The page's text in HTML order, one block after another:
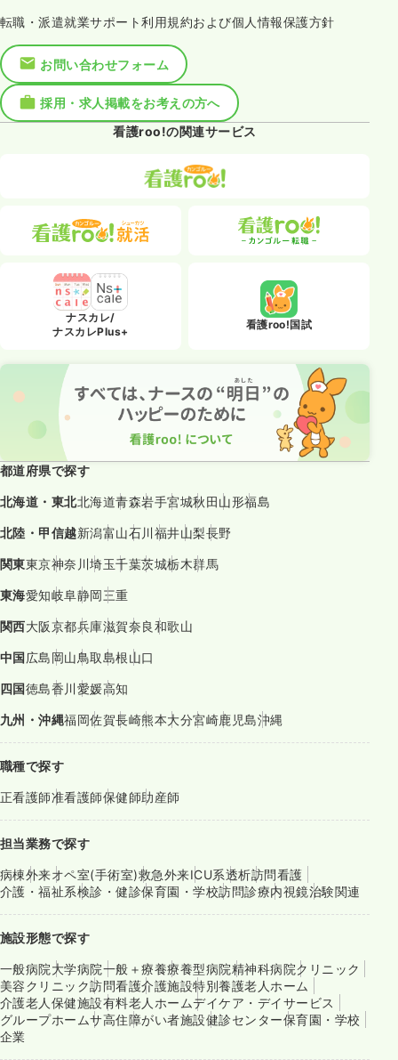
転職・派遣就業サポート利用規約および個人情報保護方針
お問い合わせフォーム
採用・求人掲載をお考えの方へ
看護roo!の関連サービス
ナスカレ/
ナスカレPlus+
看護roo!国試
都道府県で探す
北海道・東北北海道青森岩手宮城秋田山形福島
北陸・甲信越新潟富山石川福井山梨長野
関東東京神奈川埼玉千葉茨城栃木群馬
東海愛知岐阜静岡三重
関西大阪京都兵庫滋賀奈良和歌山
中国広島岡山鳥取島根山口
四国徳島香川愛媛高知
九州・沖縄福岡佐賀長崎熊本大分宮崎鹿児島沖縄
職種で探す
正看護師准看護師保健師助産師
担当業務で探す
病棟外来オペ室(手術室)救急外来ICU系透析訪問看護
介護・福祉系検診・健診保育園・学校訪問診療内視鏡治験関連
施設形態で探す
一般病院大学病院一般＋療養療養型病院精神科病院クリニック
美容クリニック訪問看護介護施設特別養護老人ホーム
介護老人保健施設有料老人ホームデイケア・デイサービス
グループホームサ高住障がい者施設健診センター保育園・学校
企業